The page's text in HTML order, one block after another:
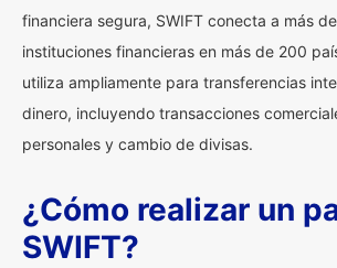
financiera segura, SWIFT conecta a más
instituciones financieras en más de 200
utiliza ampliamente para transferencias
dinero, incluyendo transacciones
personales y cambio de divisas.
¿Cómo realizar un
SWIFT?